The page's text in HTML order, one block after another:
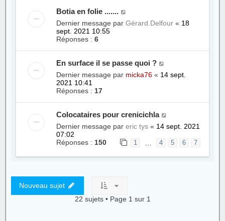
Botia en folie .......
Dernier message parGérard.Delfour « 18
sept. 2021 10:55
Réponses :6
En surface il se passe quoi ?
Dernier message par micka76 « 14 sept.
2021 10:41
Réponses : 17
Colocataires pour crenicichla
Dernier message pareric tys « 14 sept. 2021
07:02
Réponses : 150 1 4 5 6 7
Nouveau sujet
22 sujets • Page 1 sur 1